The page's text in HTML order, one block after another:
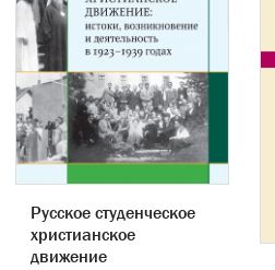
Русское студенческое
христианское
движение